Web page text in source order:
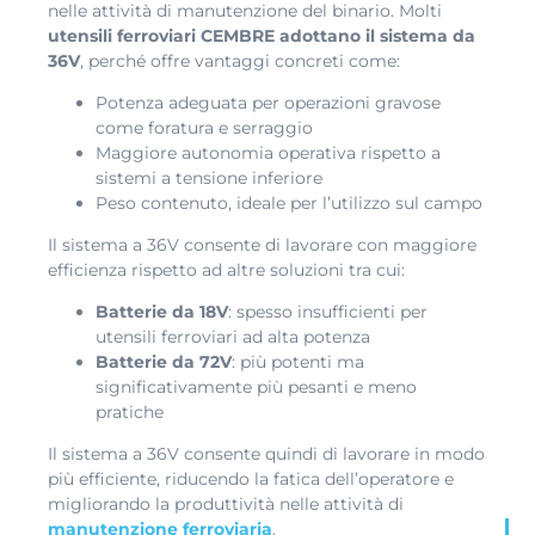
nelle attività di manutenzione del binario. Molti
utensili ferroviari CEMBRE adottano il sistema da
36V, perché offre vantaggi concreti come:
Potenza adeguata per operazioni gravose
come foratura e serraggio
Maggiore autonomia operativa rispetto a
sistemi a tensione inferiore
Peso contenuto, ideale per l’utilizzo sul campo
Il sistema a 36V consente di lavorare con maggiore
efficienza rispetto ad altre soluzioni tra cui:
Batterie da 18V: spesso insufficienti per
utensili ferroviari ad alta potenza
Batterie da 72V: più potenti ma
significativamente più pesanti e meno
pratiche
Il sistema a 36V consente quindi di lavorare in modo
più efficiente, riducendo la fatica dell’operatore e
migliorando la produttività nelle attività di
manutenzione ferroviaria.